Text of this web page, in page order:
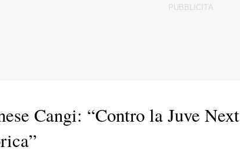
Cangi: “Contro la Juve